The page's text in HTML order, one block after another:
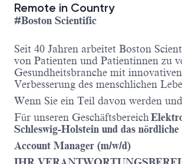
Remote in Country
#Boston Scientific
Seit 40 Jahren arbeitet Boston
von Patienten und Patientinnen zu
Gesundheitsbranche mit
Verbesserung des menschlichen
Wenn Sie ein Teil davon werden
Für unseren Geschäftsbereich
Schleswig-Holstein und das nördliche
Account Manager (m/w/d)